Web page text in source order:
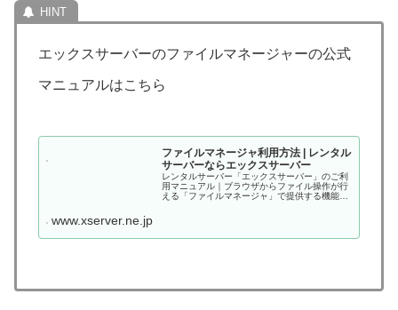
エックスサーバーのファイルマネージャーの公式
マニュアルはこちら
ファイルマネージャ利用方法 | レンタル
サーバーならエックスサーバー
レンタルサーバー「エックスサーバー」のご利
用マニュアル｜ブラウザからファイル操作が行
える「ファイルマネージャ」で提供する機能の
www.xserver.ne.jp